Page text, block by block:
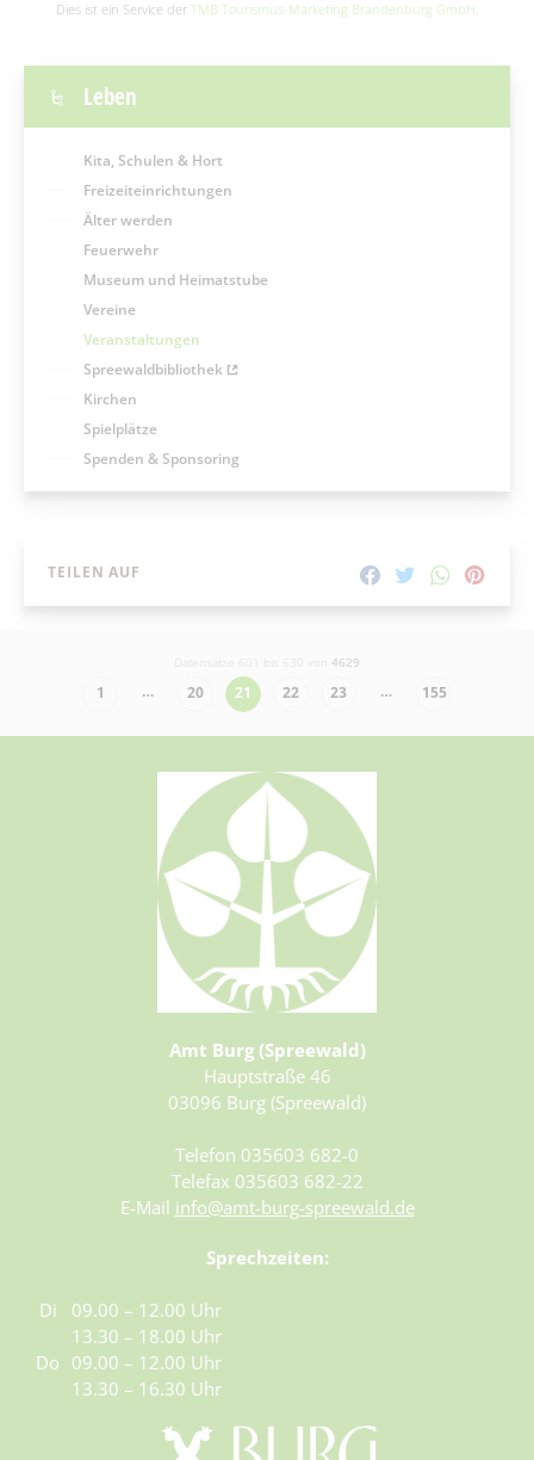
Dies ist ein Service der TMB Tourismus-Marketing Brandenburg GmbH.
Leben
Kita, Schulen & Hort
Freizeiteinrichtungen
Älter werden
Feuerwehr
Museum und Heimatstube
Vereine
Veranstaltungen
Spreewaldbibliothek
Kirchen
Spielplätze
Spenden & Sponsoring
TEILEN AUF
Datensätze 601 bis 630 von 4629
1 … 20 21 22 23 … 155
Amt Burg (Spreewald)
Hauptstraße 46
03096 Burg (Spreewald)
Telefon 035603 682-0
Telefax 035603 682-22
E-Mail info@amt-burg-spreewald.de
Sprechzeiten:
Di
09.00 – 12.00 Uhr
13.30 – 18.00 Uhr
Do 09.00 – 12.00 Uhr
13.30 – 16.30 Uhr